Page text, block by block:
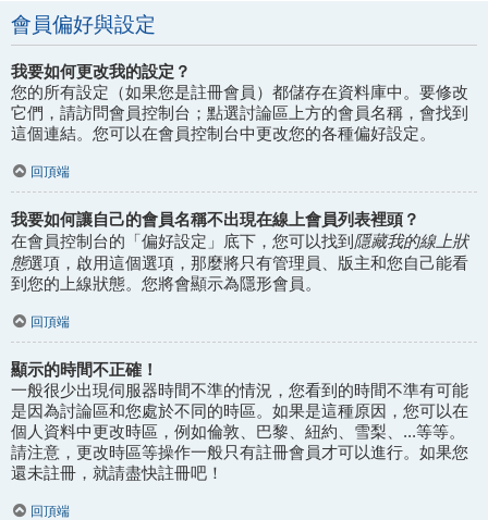
會員偏好與設定
我要如何更改我的設定？
您的所有設定（如果您是註冊會員）都儲存在資料庫中。要修改
它們，請訪問會員控制台；點選討論區上方的會員名稱，會找到
這個連結。您可以在會員控制台中更改您的各種偏好設定。
回頂端
我要如何讓自己的會員名稱不出現在線上會員列表裡頭？
在會員控制台的「偏好設定」底下，您可以找到 隱藏我的線上狀
態選項，啟用這個選項，那麼將只有管理員、版主和您自己能看
到您的上線狀態。您將會顯示為隱形會員。
回頂端
顯示的時間不正確！
一般很少出現伺服器時間不準的情況，您看到的時間不準有可能
是因為討論區和您處於不同的時區。如果是這種原因，您可以在
個人資料中更改時區，例如倫敦、巴黎、紐約、雪梨、...等等。
請注意，更改時區等操作一般只有註冊會員才可以進行。如果您
還未註冊，就請盡快註冊吧！
回頂端